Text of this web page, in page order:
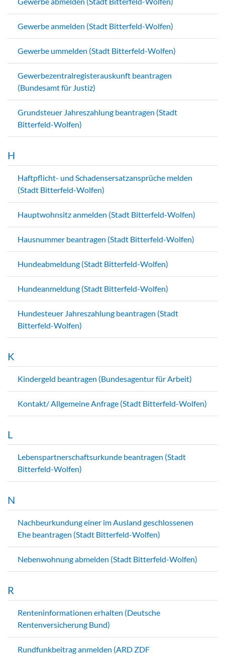
Gewerbe anmelden (Stadt Bitterfeld-Wolfen)
Gewerbe ummelden (Stadt Bitterfeld-Wolfen)
Gewerbezentralregisterauskunft beantragen
(Bundesamt für Justiz)
Grundsteuer Jahreszahlung beantragen (Stadt
Bitterfeld-Wolfen)
H
Haftpflicht- und Schadensersatzansprüche melden
(Stadt Bitterfeld-Wolfen)
Hauptwohnsitz anmelden (Stadt Bitterfeld-Wolfen)
Hausnummer beantragen (Stadt Bitterfeld-Wolfen)
Hundeabmeldung (Stadt Bitterfeld-Wolfen)
Hundeanmeldung (Stadt Bitterfeld-Wolfen)
Hundesteuer Jahreszahlung beantragen (Stadt
Bitterfeld-Wolfen)
K
Kindergeld beantragen (Bundesagentur für Arbeit)
Kontakt/ Allgemeine Anfrage (Stadt Bitterfeld-Wolfen)
L
Lebenspartnerschaftsurkunde beantragen (Stadt
Bitterfeld-Wolfen)
N
Nachbeurkundung einer im Ausland geschlossenen
Ehe beantragen (Stadt Bitterfeld-Wolfen)
Nebenwohnung abmelden (Stadt Bitterfeld-Wolfen)
R
Renteninformationen erhalten (Deutsche
Rentenversicherung Bund)
Rundfunkbeitrag anmelden (ARD ZDF